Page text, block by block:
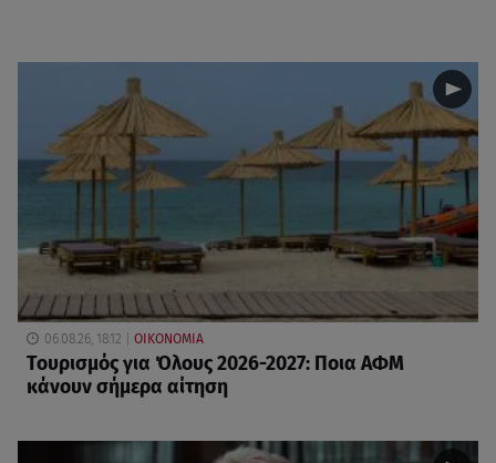
06.08.26, 18:12 ΟΙΚΟΝΟΜΙΑ
Τουρισμός για Όλους 2026-2027: Ποια ΑΦΜ
κάνουν σήμερα αίτηση